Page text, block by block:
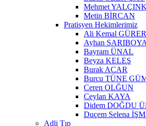
Mehmet
Metin BİRCAN
Pratisyen Hekimlerimiz
Ali Kemal GÜRER
Ayhan
Bayram ÜNAL
Beyza KELEŞ
Burak ACAR
Burcu TÜNE
Ceren OLĞUN
Ceylan KAYA
Didem DOĞDU
Duçem Selena
Adli Tıp